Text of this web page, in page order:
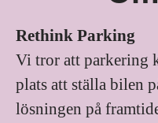
Rethink Parking
Vi tror att parkering
plats att ställa bilen
lösningen på